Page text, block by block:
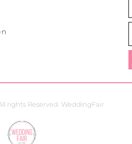
rights Reserved. WeddingFair